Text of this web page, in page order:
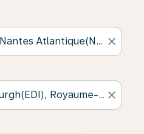
close
close